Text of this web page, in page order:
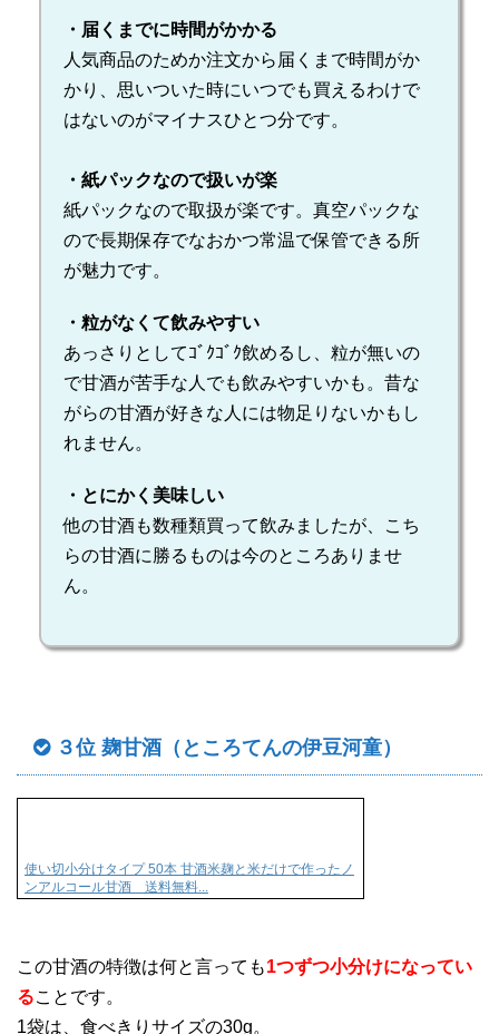
・届くまでに時間がかかる
人気商品のためか注文から届くまで時間がか
かり、思いついた時にいつでも買えるわけで
はないのがマイナスひとつ分です。
・紙パックなので扱いが楽
紙パックなので取扱が楽です。真空パックな
ので長期保存でなおかつ常温で保管できる所
が魅力です。
・粒がなくて飲みやすい
あっさりとしてｺﾞｸｺﾞｸ飲めるし、粒が無いの
で甘酒が苦手な人でも飲みやすいかも。昔な
がらの甘酒が好きな人には物足りないかもし
れません。
・とにかく美味しい
他の甘酒も数種類買って飲みましたが、こち
らの甘酒に勝るものは今のところありませ
ん。
３位 麹甘酒（ところてんの伊豆河童）
使い切小分けタイプ 50本 甘酒米麹と米だけで作ったノ
ンアルコール甘酒 送料無料...
この甘酒の特徴は何と言っても1つずつ小分けになってい
ることです。
1袋は、食べきりサイズの30g。